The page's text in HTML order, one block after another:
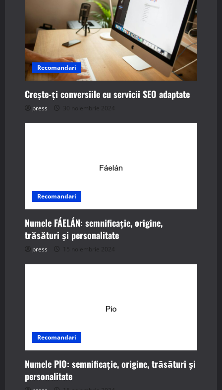
i
g
a
t
i
o
Recomandari
Crește-ți conversiile cu servicii SEO adaptate
press 30 noiembrie 2024
Recomandari
Numele FÁELÁN: semnificație, origine,
trăsături și personalitate
press 15 noiembrie 2024
Recomandari
Numele PIO: semnificație, origine, trăsături și
personalitate